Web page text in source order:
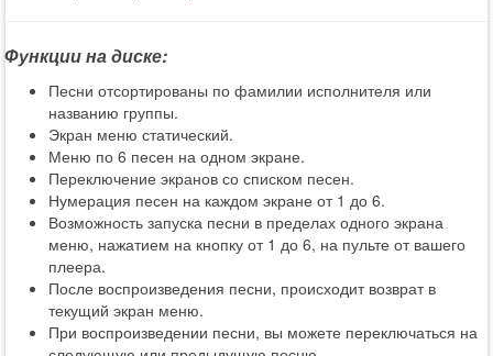
Функции на диске:
Песни отсортированы по фамилии исполнителя или
названию группы.
Экран меню статический.
Меню по 6 песен на одном экране.
Переключение экранов со списком песен.
Нумерация песен на каждом экране от 1 до 6.
Возможность запуска песни в пределах одного экрана
меню, нажатием на кнопку от 1 до 6, на пульте от вашего
плеера.
После воспроизведения песни, происходит возврат в
текущий экран меню.
При воспроизведении песни, вы можете переключаться на